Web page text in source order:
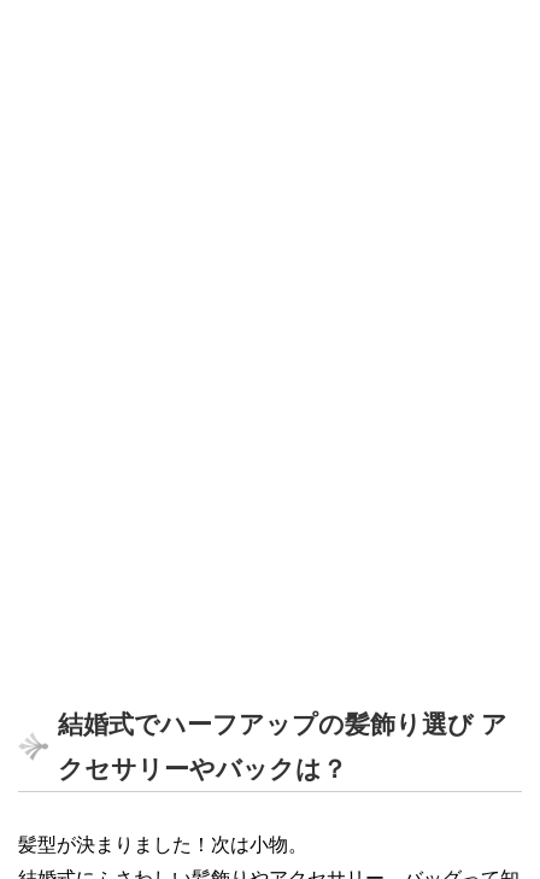
結婚式でハーフアップの髪飾り選び ア
クセサリーやバックは？
髪型が決まりました！次は小物。